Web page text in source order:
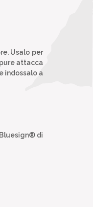
Usalo per
attacca
indossalo a
di